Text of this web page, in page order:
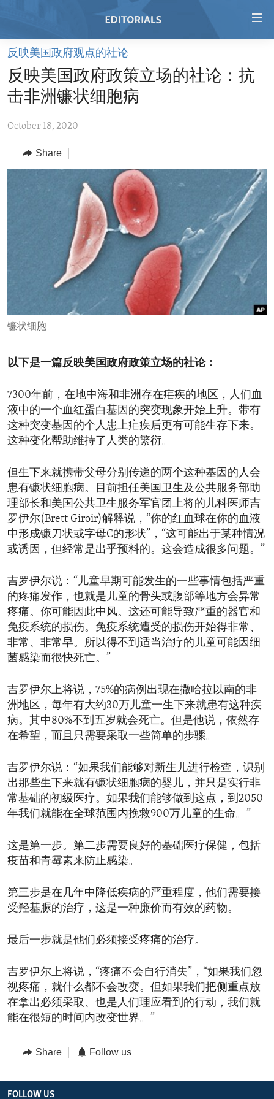
Skip
main
content
to
Navigation
Skip
HOME
VIDEO
REGIONS
AFRICA
MIDDLE EAST
TOPICS
SECURITY AND DEFENSE
AID AND DEVELOPMENT
DEMOCRACY AND GOVERNANCE
ECONOMY AND TRADE
ENVIRONMENT AND HEALTH
IDEALS AND INSTITUTIONS
反映美国政府观点的社论
反映美国政府政策立场的社论：抗
击非洲镰状细胞病
October 18, 2020
Share
镰状细胞
以下是一篇反映美国政府政策立场的社论：
7300年前，在地中海和非洲存在疟疾的地区，人们血
液中的一个血红蛋白基因的突变现象开始上升。带有
这种突变基因的个人患上疟疾后更有可能生存下来。
这种变化帮助维持了人类的繁衍。
但生下来就携带父母分别传递的两个这种基因的人会
患有镰状细胞病。目前担任美国卫生及公共服务部助
理部长和美国公共卫生服务军官团上将的儿科医师吉
罗伊尔(Brett Giroir)解释说，“你的红血球在你的血液
中形成镰刀状或字母C的形状”，“这可能出于某种情况
或诱因，但经常是出乎预料的。这会造成很多问题。”
吉罗伊尔说：“儿童早期可能发生的一些事情包括严重
的疼痛发作，也就是儿童的骨头或腹部等地方会异常
疼痛。你可能因此中风。这还可能导致严重的器官和
免疫系统的损伤。免疫系统遭受的损伤开始得非常、
非常、非常早。所以得不到适当治疗的儿童可能因细
菌感染而很快死亡。”
吉罗伊尔上将说，75%的病例出现在撒哈拉以南的非
洲地区，每年有大约30万儿童一生下来就患有这种疾
病。其中80%不到五岁就会死亡。但是他说，依然存
在希望，而且只需要采取一些简单的步骤。
吉罗伊尔说：“如果我们能够对新生儿进行检查，识别
出那些生下来就有镰状细胞病的婴儿，并只是实行非
常基础的初级医疗。如果我们能够做到这点，到2050
年我们就能在全球范围内挽救900万儿童的生命。”
这是第一步。第二步需要良好的基础医疗保健，包括
疫苗和青霉素来防止感染。
第三步是在几年中降低疾病的严重程度，他们需要接
受羟基脲的治疗，这是一种廉价而有效的药物。
最后一步就是他们必须接受疼痛的治疗。
吉罗伊尔上将说，“疼痛不会自行消失”，“如果我们忽
视疼痛，就什么都不会改变。但如果我们把侧重点放
在拿出必须采取、也是人们理应看到的行动，我们就
能在很短的时间内改变世界。”
Share Follow us
FOLLOW US